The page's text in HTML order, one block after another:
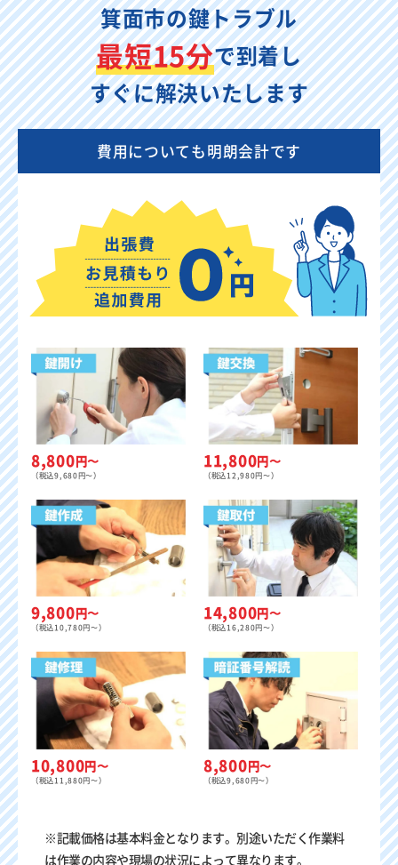
箕面市の鍵トラブル
最短15分で到着し
すぐに解決いたします
費用についても明朗会計です
8,800円〜
（税込9,680円〜）
11,800円〜
（税込12,980円〜）
9,800円〜
（税込10,780円〜）
14,800円〜
（税込16,280円〜）
10,800円〜
（税込11,880円〜）
8,800円〜
（税込9,680円〜）
※記載価格は基本料金となります。別途いただく作業料
は作業の内容や現場の状況によって異なります。